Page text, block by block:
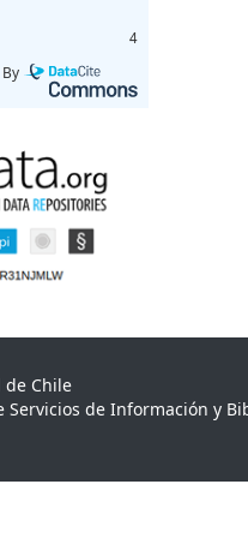
4
By
de Chile
Servicios de Información y